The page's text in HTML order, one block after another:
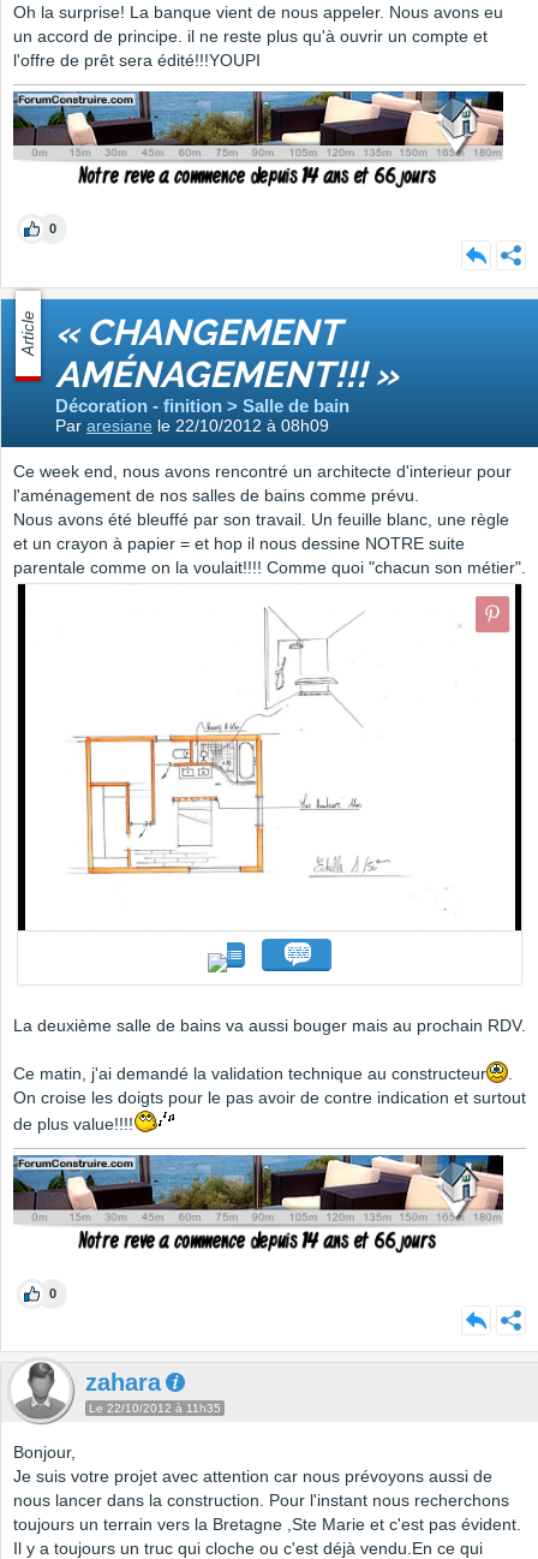
Oh la surprise! La banque vient de nous appeler. Nous avons eu
un accord de principe. il ne reste plus qu'à ouvrir un compte et
l'offre de prêt sera édité!!!YOUPI
0
Article « CHANGEMENT
AMÉNAGEMENT!!! »
Décoration - finition > Salle de bain
Par aresiane le 22/10/2012 à 08h09
Ce week end, nous avons rencontré un architecte d'interieur pour
l'aménagement de nos salles de bains comme prévu.
Nous avons été bleuffé par son travail. Un feuille blanc, une règle
et un crayon à papier = et hop il nous dessine NOTRE suite
parentale comme on la voulait!!!! Comme quoi "chacun son métier".
La deuxième salle de bains va aussi bouger mais au prochain RDV.
Ce matin, j'ai demandé la validation technique au constructeur
.
On croise les doigts pour le pas avoir de contre indication et surtout
de plus value!!!!
0
zahara
Le 22/10/2012 à 11h35
Bonjour,
Je suis votre projet avec attention car nous prévoyons aussi de
nous lancer dans la construction. Pour l'instant nous recherchons
toujours un terrain vers la Bretagne ,Ste Marie et c'est pas évident.
Il y a toujours un truc qui cloche ou c'est déjà vendu.En ce qui